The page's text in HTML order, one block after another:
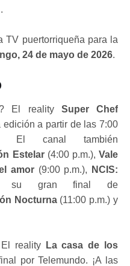
TV puertorriqueña para la
24 de mayo de 2026.
El reality Super Chef
edición a partir de las 7:00
El canal también
Estelar(4:00 p.m.),Vale
amor (9:00 p.m.),
NCIS:
su gran final de
Nocturna(11:00 p.m.) y
reality
La casa de los
por Telemundo. ¡A las